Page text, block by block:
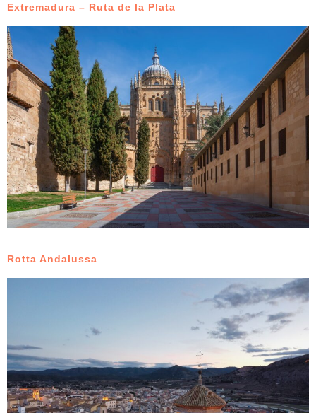
Extremadura – Ruta de la Plata
Rotta Andalussa